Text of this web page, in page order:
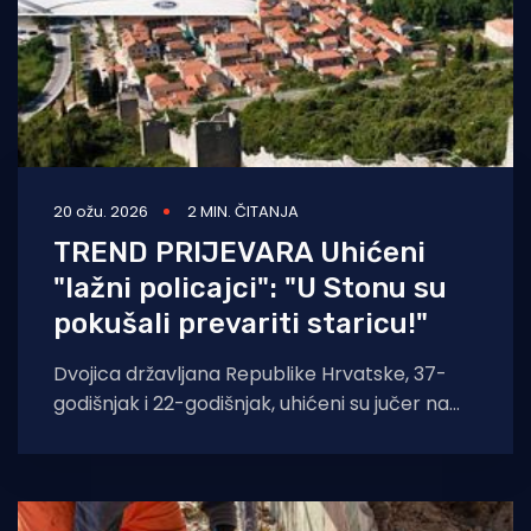
20 ožu. 2026 2 MIN. ČITANJA
TREND PRIJEVARA Uhićeni
"lažni policajci": "U Stonu su
pokušali prevariti staricu!"
Dvojica državljana Republike Hrvatske, 37-
godišnjak i 22-godišnjak, uhićeni su jučer na